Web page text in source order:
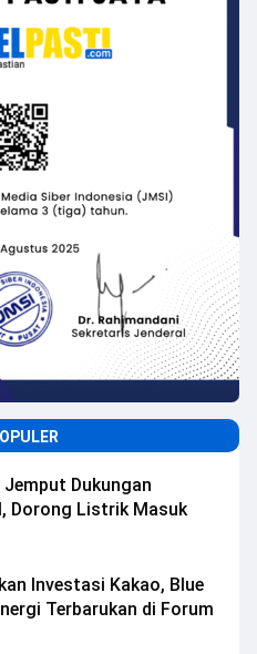
Dukungan
Dorong Listrik Masuk
Investasi Kakao, Blue
Terbarukan di Forum